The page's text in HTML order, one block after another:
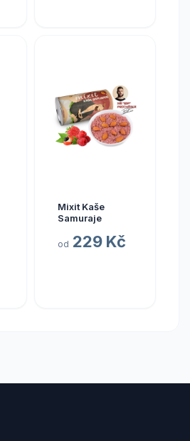
Mixit Kaše
Samuraje
od 229 Kč